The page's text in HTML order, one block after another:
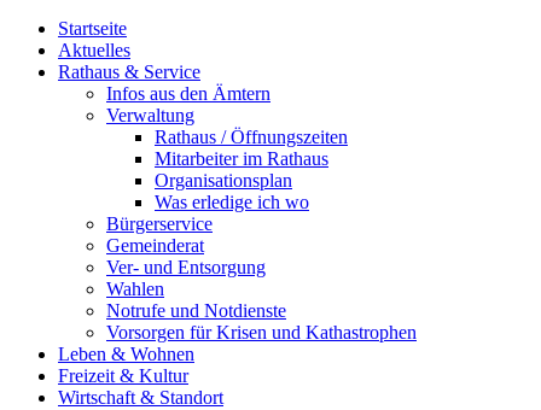
Startseite
Aktuelles
Rathaus & Service
Infos aus den Ämtern
Verwaltung
Rathaus / Öffnungszeiten
Mitarbeiter im Rathaus
Organisationsplan
Was erledige ich wo
Bürgerservice
Gemeinderat
Ver- und Entsorgung
Wahlen
Notrufe und Notdienste
Vorsorgen für Krisen und Kathastrophen
Leben & Wohnen
Freizeit & Kultur
Wirtschaft & Standort